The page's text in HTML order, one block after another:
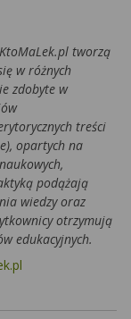
tworzą
w różnych
zdobyte w
treści
opartych na
podążają
wiedzy oraz
otrzymują
edukacyjnych.